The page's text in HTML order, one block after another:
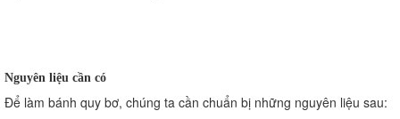
Các công thức làm bánh quy bơ
Bánh quy bơ truyền thống
Nguyên liệu cần có
Để làm bánh quy bơ, chúng ta cần chuẩn bị những nguyên liệu sau: